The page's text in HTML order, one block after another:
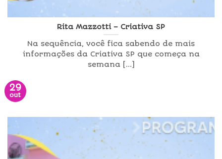
Rita Mazzotti – Criativa SP
Na sequência, você fica sabendo de mais
informações da Criativa SP que começa na
semana [...]
29
out